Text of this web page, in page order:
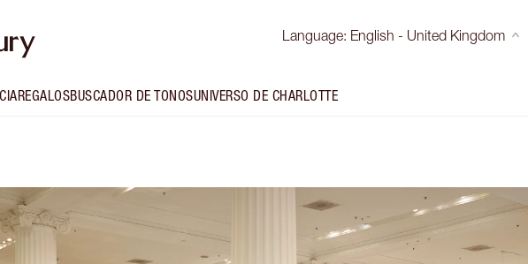
Language: English - United Kingdom
REGALOSBUSCADOR DE TONOSUNIVERSO DE CHARLOTTE